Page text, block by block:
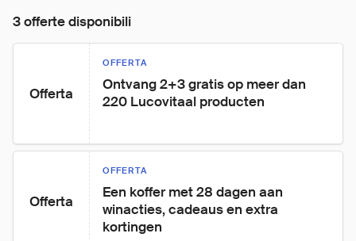
3 offerte disponibili
Offerta
OFFERTA
Ontvang 2+3 gratis op meer dan
220 Lucovitaal producten
Offerta
OFFERTA
Een koffer met 28 dagen aan
winacties, cadeaus en extra
kortingen